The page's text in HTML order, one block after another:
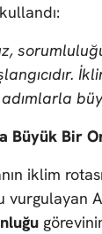
kullandı:
Büyük Bir
iklim